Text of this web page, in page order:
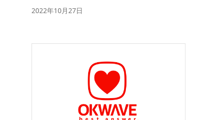
2022年10月27日